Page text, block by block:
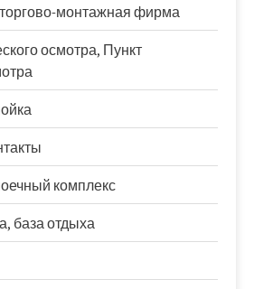
монтажная фирма
осмотра, Пункт
комплекс
база отдыха